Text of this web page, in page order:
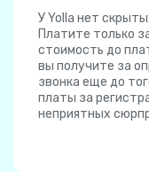
У Yolla нет
Платите только
стоимость до
вы получите за
звонка еще до
платы за
неприятных